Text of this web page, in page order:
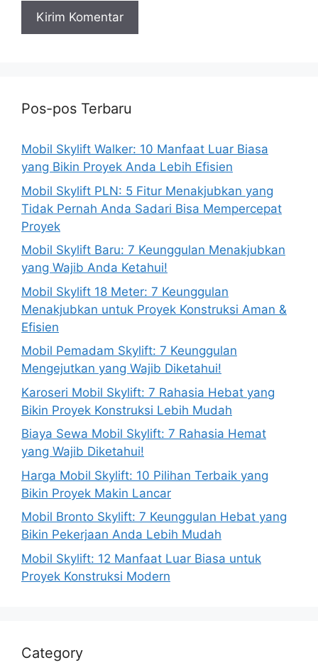
Pos-pos Terbaru
Mobil Skylift Walker: 10 Manfaat Luar Biasa
yang Bikin Proyek Anda Lebih Efisien
Mobil Skylift PLN: 5 Fitur Menakjubkan yang
Tidak Pernah Anda Sadari Bisa Mempercepat
Proyek
Mobil Skylift Baru: 7 Keunggulan Menakjubkan
yang Wajib Anda Ketahui!
Mobil Skylift 18 Meter: 7 Keunggulan
Menakjubkan untuk Proyek Konstruksi Aman &
Efisien
Mobil Pemadam Skylift: 7 Keunggulan
Mengejutkan yang Wajib Diketahui!
Karoseri Mobil Skylift: 7 Rahasia Hebat yang
Bikin Proyek Konstruksi Lebih Mudah
Biaya Sewa Mobil Skylift: 7 Rahasia Hemat
yang Wajib Diketahui!
Harga Mobil Skylift: 10 Pilihan Terbaik yang
Bikin Proyek Makin Lancar
Mobil Bronto Skylift: 7 Keunggulan Hebat yang
Bikin Pekerjaan Anda Lebih Mudah
Mobil Skylift: 12 Manfaat Luar Biasa untuk
Proyek Konstruksi Modern
Category